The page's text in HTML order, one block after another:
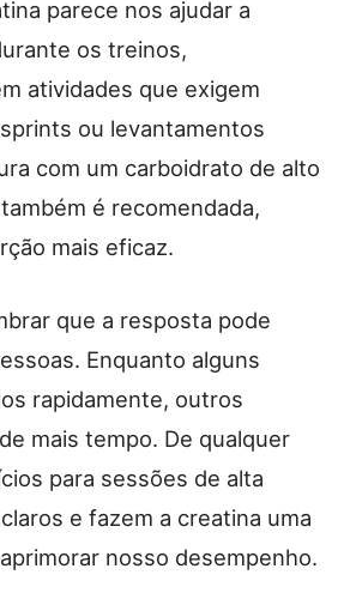
parece nos ajudar a
os treinos,
atividades que exigem
ou levantamentos
com um carboidrato de alto
é recomendada,
mais eficaz.
que a resposta pode
Enquanto alguns
rapidamente, outros
mais tempo. De qualquer
para sessões de alta
e fazem a creatina uma
nosso desempenho.